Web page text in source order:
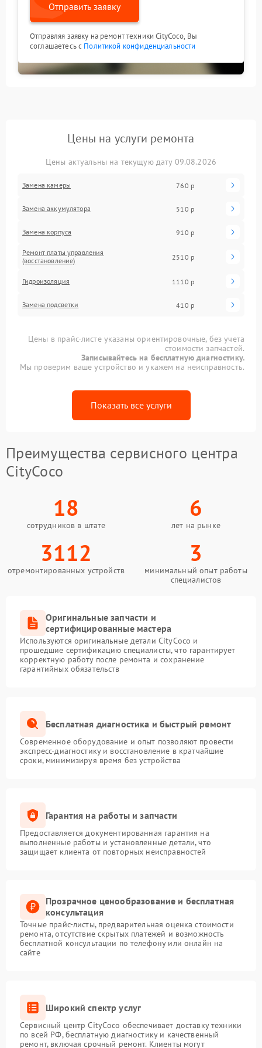
Отправить заявку
Отправляя заявку на ремонт техники CityCoco, Вы
соглашаетесь с Политикой конфиденциальности
Цены на услуги ремонта
Цены актуальны на текущую дату 09.08.2026
Замена камеры 760 р
Замена аккумулятора 510 р
Замена корпуса 910 р
Ремонт платы управления
(восстановление)
2510 р
Гидроизоляция 1110 р
Замена подсветки 410 р
Цены в прайс-листе указаны ориентировочные, без учета
стоимости запчастей.
Записывайтесь на бесплатную диагностику.
Мы проверим ваше устройство и укажем на неисправность.
Показать все услуги
Преимущества сервисного центра
CityCoco
18
сотрудников в штате
6
лет на рынке
3112
отремонтированных устройств
3
минимальный опыт работы
специалистов
Оригинальные запчасти и
сертифицированные мастера
Используются оригинальные детали CityCoco и
прошедшие сертификацию специалисты, что гарантирует
корректную работу после ремонта и сохранение
гарантийных обязательств
Бесплатная диагностика и быстрый ремонт
Современное оборудование и опыт позволяют провести
экспресс-диагностику и восстановление в кратчайшие
сроки, минимизируя время без устройства
Гарантия на работы и запчасти
Предоставляется документированная гарантия на
выполненные работы и установленные детали, что
защищает клиента от повторных неисправностей
Прозрачное ценообразование и бесплатная
консультация
Точные прайс-листы, предварительная оценка стоимости
ремонта, отсутствие скрытых платежей и возможность
бесплатной консультации по телефону или онлайн на
сайте
Широкий спектр услуг
Сервисный центр CityCoco обеспечивает доставку техники
по всей РФ, бесплатную диагностику и качественный
ремонт, включая срочный ремонт. Клиенты могут